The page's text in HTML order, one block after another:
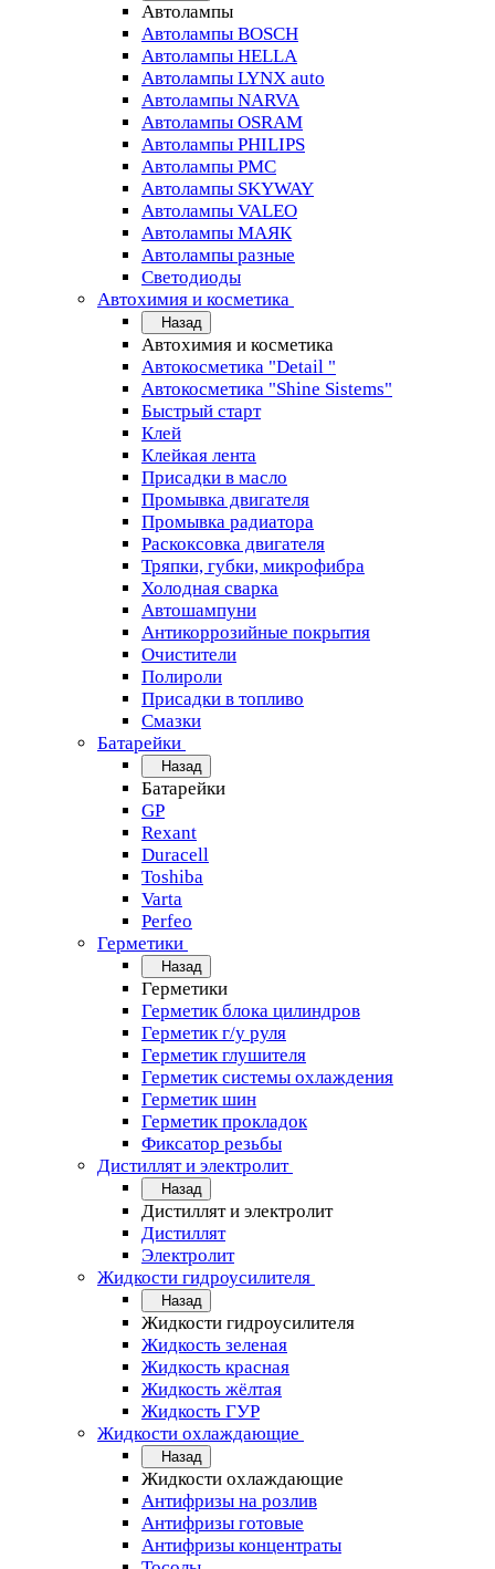
Автолампы
Автолампы BOSCH
Автолампы HELLA
Автолампы LYNX auto
Автолампы NARVA
Автолампы OSRAM
Автолампы PHILIPS
Автолампы PMC
Автолампы SKYWAY
Автолампы VALEO
Автолампы МАЯК
Автолампы разные
Светодиоды
Автохимия и косметика
Назад
Автохимия и косметика
Автокосметика "Detail "
Автокосметика "Shine Sistems"
Быстрый старт
Клей
Клейкая лента
Присадки в масло
Промывка двигателя
Промывка радиатора
Раскоксовка двигателя
Тряпки, губки, микрофибра
Холодная сварка
Автошампуни
Антикоррозийные покрытия
Очистители
Полироли
Присадки в топливо
Смазки
Батарейки
Назад
Батарейки
GP
Rexant
Duracell
Toshiba
Varta
Perfeo
Герметики
Назад
Герметики
Герметик блока цилиндров
Герметик г/у руля
Герметик глушителя
Герметик системы охлаждения
Герметик шин
Герметик прокладок
Фиксатор резьбы
Дистиллят и электролит
Назад
Дистиллят и электролит
Дистиллят
Электролит
Жидкости гидроусилителя
Назад
Жидкости гидроусилителя
Жидкость зеленая
Жидкость красная
Жидкость жёлтая
Жидкость ГУР
Жидкости охлаждающие
Назад
Жидкости охлаждающие
Антифризы на розлив
Антифризы готовые
Антифризы концентраты